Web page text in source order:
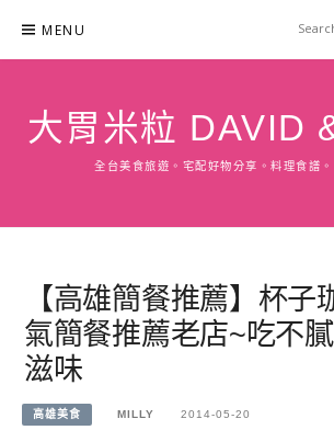
content
MENU
大胃米粒 DAVID
全台美食旅遊。宅配好物分享。料理食譜。
【高雄簡餐推薦】杯子
氣簡餐推薦老店~吃不
滋味
高雄美食 MILLY 2014-05-20